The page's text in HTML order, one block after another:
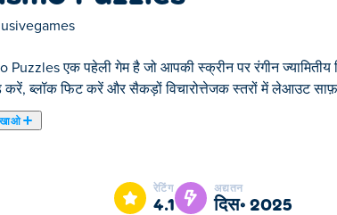
Puzzles एक पहेली गेम है जो आपकी स्क्रीन पर रंगीन
करें, ब्लॉक फिट करें और सैकड़ों विचारोत्तेजक स्तरों में लेआउट
हमारे चुने हुए पजल का खेल में से एक है।
रेटिंग
4.1
अद्यतन
दिस॰ 2025